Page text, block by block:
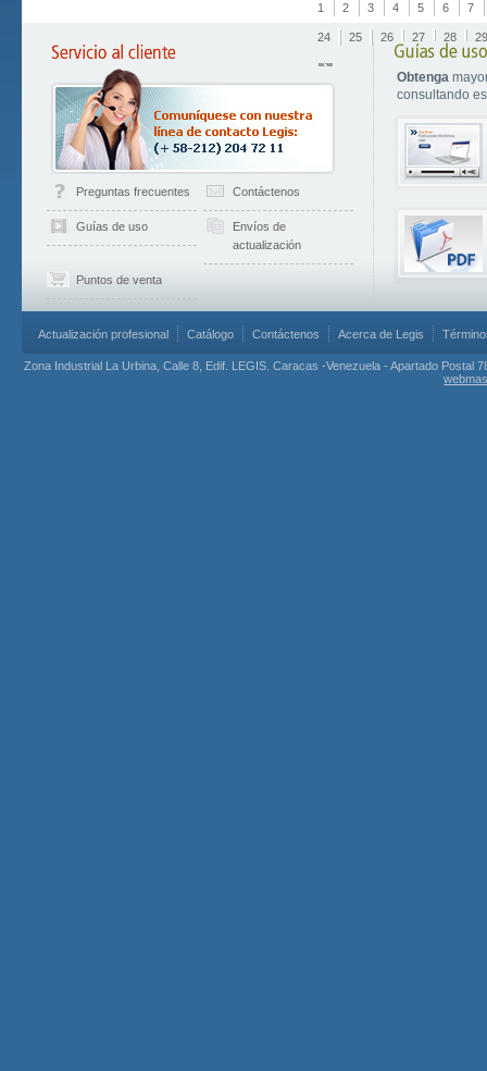
1 2 3 4 5 6 7
24 25 26 27 28 29
Preguntas frecuentes Contáctenos
Guías de uso
Envíos de
actualización
Puntos de venta
Obtenga
consultando
Actualización profesional Catálogo Contáctenos Acerca de Legis
Zona Industrial La Urbina, Calle 8, Edif. LEGIS. Caracas -Venezuela - Apartado